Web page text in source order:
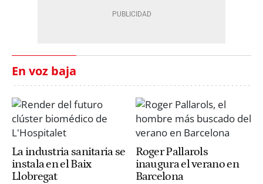
En voz baja
La industria sanitaria se
instala en el Baix
Llobregat
Roger Pallarols
inaugura el verano en
Barcelona